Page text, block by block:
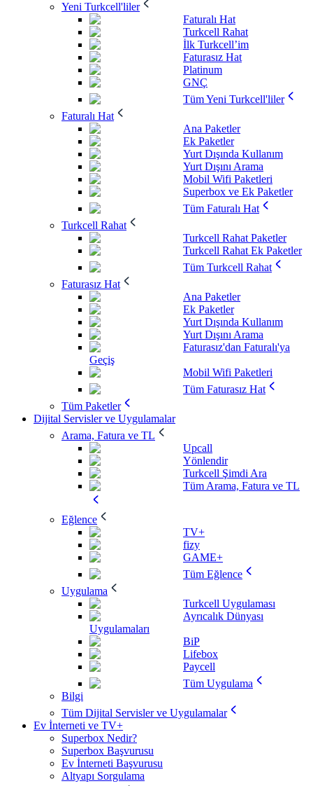
Yeni Turkcell'liler
Faturalı Hat
Turkcell Rahat
İlk Turkcell’im
Faturasız Hat
Platinum
GNÇ
Tüm Yeni Turkcell'liler
Faturalı Hat
Ana Paketler
Ek Paketler
Yurt Dışında Kullanım
Yurt Dışını Arama
Mobil Wifi Paketleri
Superbox ve Ek Paketler
Tüm Faturalı Hat
Turkcell Rahat
Turkcell Rahat Paketler
Turkcell Rahat Ek Paketler
Tüm Turkcell Rahat
Faturasız Hat
Ana Paketler
Ek Paketler
Yurt Dışında Kullanım
Yurt Dışını Arama
Faturasız'dan Faturalı'ya
Geçiş
Mobil Wifi Paketleri
Tüm Faturasız Hat
Tüm Paketler
Dijital Servisler ve Uygulamalar
Arama, Fatura ve TL
Upcall
Yönlendir
Turkcell Şimdi Ara
Tüm Arama, Fatura ve TL
Eğlence
TV+
fizy
GAME+
Tüm Eğlence
Uygulama
Turkcell Uygulaması
Ayrıcalık Dünyası
Uygulamaları
BiP
Lifebox
Paycell
Tüm Uygulama
Bilgi
Tüm Dijital Servisler ve Uygulamalar
Ev İnterneti ve TV+
Superbox Nedir?
Superbox Başvurusu
Ev İnterneti Başvurusu
Altyapı Sorgulama